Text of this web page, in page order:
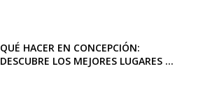
QUÉ HACER EN CONCEPCIÓN:
DESCUBRE LOS MEJORES LUGARES ...